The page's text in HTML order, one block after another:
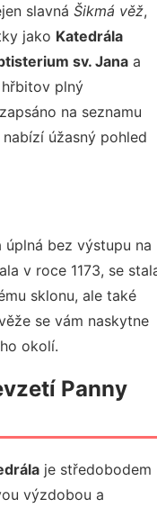
slavná Šikmá věž,
jako Katedrála
sv. Jana a
plný
na seznamu
úžasný pohled
úplná bez výstupu na
v roce 1173, se
sklonu, ale také
se vám naskytne
okolí.
Panny
je středobodem
výzdobou a